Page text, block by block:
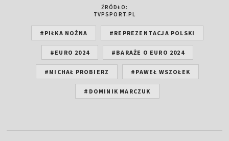
ŹRÓDŁO:
TVPSPORT.PL
#PIŁKA NOŻNA #REPREZENTACJA POLSKI
#EURO 2024 #BARAŻE O EURO 2024
#MICHAŁ PROBIERZ #PAWEŁ WSZOŁEK
#DOMINIK MARCZUK